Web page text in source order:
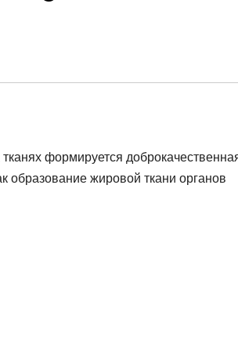
формируется
образование жировой ткани органов